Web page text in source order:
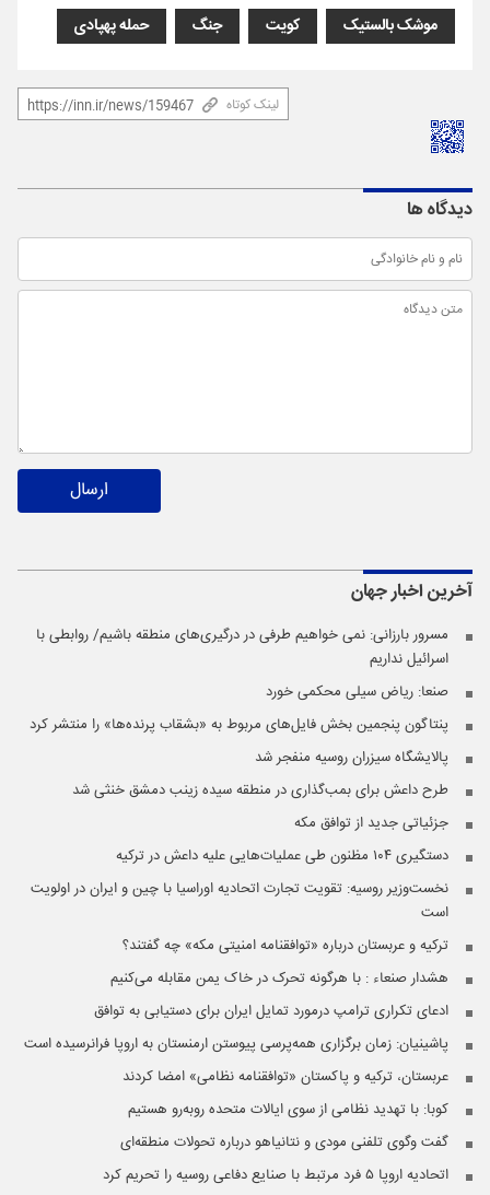
موشک بالستیک کویت جنگ حمله پهپادی
لینک کوتاه
دیدگاه ها
ارسال
آخرین اخبارجهان
مسرور بارزانی: نمی خواهیم طرفی در درگیری‌های منطقه باشیم/ روابطی با
اسرائیل نداریم
صنعا: ریاض سیلی محکمی خورد
پنتاگون پنجمین بخش فایل‌های مربوط به «بشقاب پرنده‌ها» را منتشر کرد
پالایشگاه سیزران روسیه منفجر شد
طرح داعش برای بمب‌گذاری در منطقه سیده زینب دمشق خنثی شد
جزئیاتی جدید از توافق مکه
دستگیری ۱۰۴ مظنون طی عملیات‌هایی علیه داعش در ترکیه
نخست‌وزیر روسیه:‌ تقویت تجارت اتحادیه اوراسیا با چین و ایران در اولویت
است
ترکیه و عربستان درباره «توافقنامه امنیتی مکه» چه گفتند؟
هشدار صنعاء : با هرگونه تحرک در خاک یمن مقابله می‌کنیم
ادعای تکراری ترامپ درمورد تمایل ایران برای دستیابی به توافق
پاشینیان: زمان برگزاری همه‌پرسی پیوستن ارمنستان به اروپا فرانرسیده است
عربستان، ترکیه و پاکستان «توافقنامه نظامی» امضا کردند
کوبا: با تهدید نظامی از سوی ایالات متحده روبه‌رو هستیم
گفت وگوی تلفنی مودی و نتانیاهو درباره تحولات منطقه‌ای
اتحادیه اروپا ۵ فرد مرتبط با صنایع دفاعی روسیه را تحریم کرد